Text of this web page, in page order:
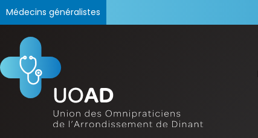
Médecins généralistes